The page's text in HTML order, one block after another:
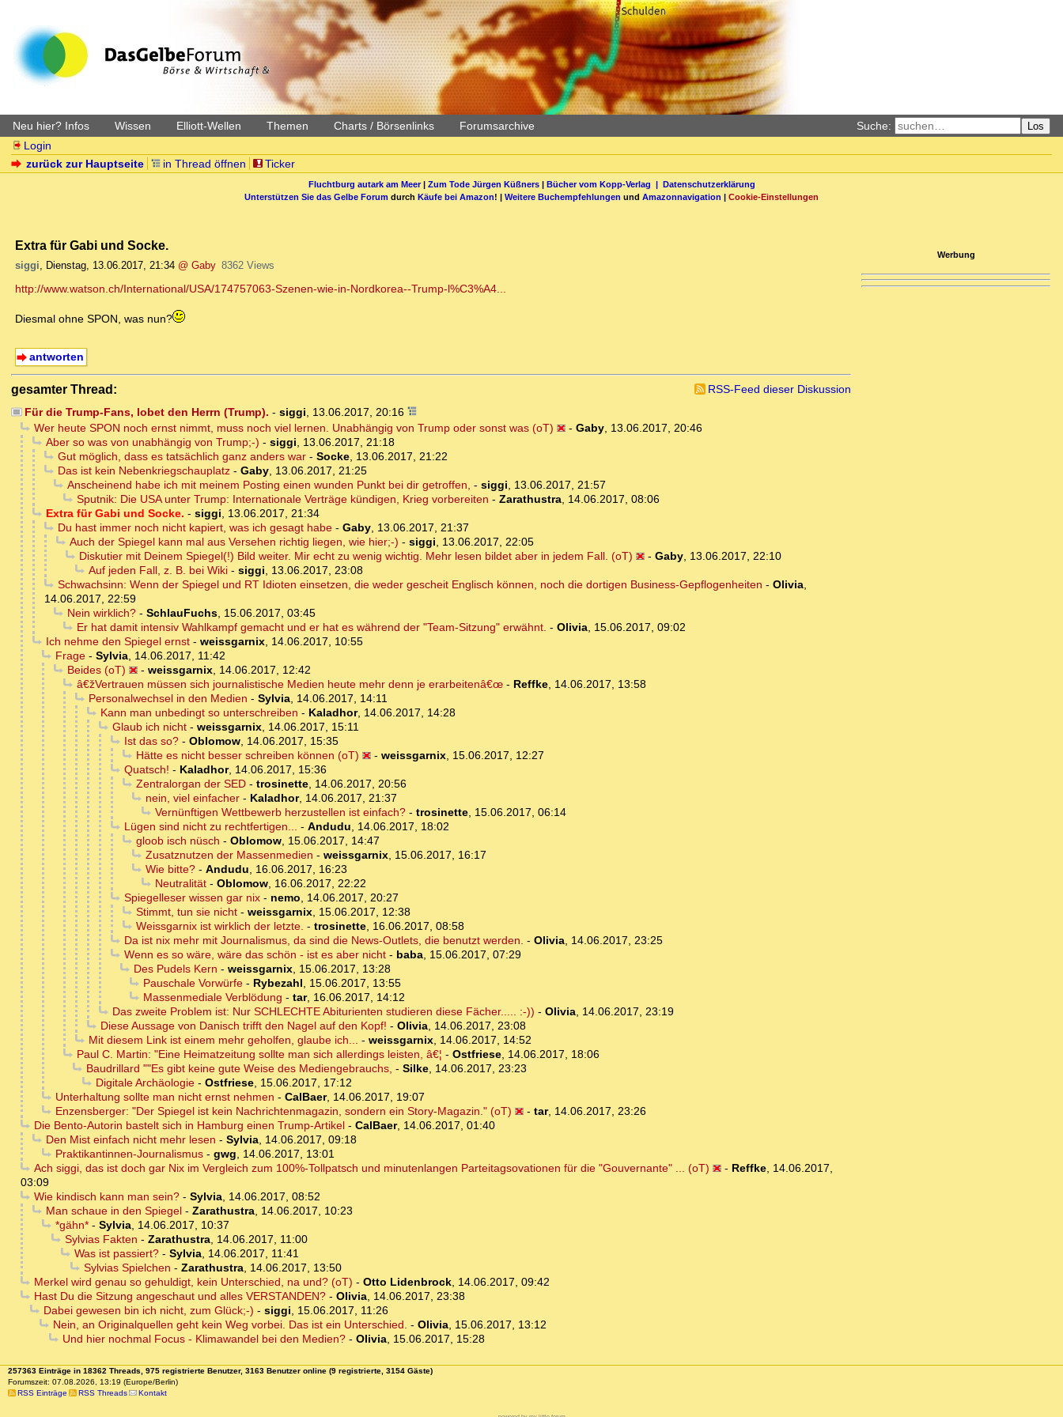
Neu hier? Infos Wissen Elliott-Wellen Themen Charts / Börsenlinks Forumsarchive Suche: Los
Login
zurück zur Hauptseite
in Thread öffnen Ticker
Fluchtburg autark am Meer| Zum Tode Jürgen Küßners| Bücher vom Kopp-Verlag | Datenschutzerklärung
Unterstützen Sie das Gelbe Forum durch Käufe bei Amazon! | Weitere Buchempfehlungen und Amazonnavigation | Cookie-Einstellungen
Extra für Gabi und Socke.
siggi, Dienstag, 13.06.2017, 21:34 @ Gaby 8362 Views
http://www.watson.ch/International/USA/174757063-Szenen-wie-in-Nordkorea--Trump-l%C3%A4...
Diesmal ohne SPON, was nun?
antworten
gesamter Thread:
RSS-Feed dieser Diskussion
Für die Trump-Fans, lobet den Herrn (Trump). - siggi, 13.06.2017, 20:16
Wer heute SPON noch ernst nimmt, muss noch viel lernen. Unabhängig von Trump oder sonst was (oT)
- Gaby, 13.06.2017, 20:46
Aber so was von unabhängig von Trump;-) - siggi, 13.06.2017, 21:18
Gut möglich, dass es tatsächlich ganz anders war- Socke, 13.06.2017, 21:22
Das ist kein Nebenkriegschauplatz- Gaby, 13.06.2017, 21:25
Anscheinend habe ich mit meinem Posting einen wunden Punkt bei dir getroffen, - siggi, 13.06.2017, 21:57
Sputnik: Die USA unter Trump: Internationale Verträge kündigen, Krieg vorbereiten - Zarathustra, 14.06.2017, 08:06
Extra für Gabi und Socke. - siggi, 13.06.2017, 21:34
Du hast immer noch nicht kapiert, was ich gesagt habe- Gaby, 13.06.2017, 21:37
Auch der Spiegel kann mal aus Versehen richtig liegen, wie hier;-) - siggi, 13.06.2017, 22:05
Diskutier mit Deinem Spiegel(!) Bild weiter. Mir echt zu wenig wichtig. Mehr lesen bildet aber in jedem Fall. (oT)
- Gaby, 13.06.2017, 22:10
Auf jeden Fall, z. B. bei Wiki- siggi, 13.06.2017, 23:08
Schwachsinn: Wenn der Spiegel und RT Idioten einsetzen, die weder gescheit Englisch können, noch die dortigen Business-Gepflogenheiten - Olivia,
14.06.2017, 22:59
Nein wirklich?- SchlauFuchs, 15.06.2017, 03:45
Er hat damit intensiv Wahlkampf gemacht und er hat es während der "Team-Sitzung" erwähnt. - Olivia, 15.06.2017, 09:02
Ich nehme den Spiegel ernst- weissgarnix, 14.06.2017, 10:55
Frage- Sylvia, 14.06.2017, 11:42
Beides (oT)
- weissgarnix, 14.06.2017, 12:42
â€žVertrauen müssen sich journalistische Medien heute mehr denn je erarbeitenâ€œ- Reffke, 14.06.2017, 13:58
Personalwechsel in den Medien - Sylvia, 14.06.2017, 14:11
Kann man unbedingt so unterschreiben - Kaladhor, 14.06.2017, 14:28
Glaub ich nicht- weissgarnix, 14.06.2017, 15:11
Ist das so?- Oblomow, 14.06.2017, 15:35
Hätte es nicht besser schreiben können (oT)
- weissgarnix, 15.06.2017, 12:27
Quatsch! - Kaladhor, 14.06.2017, 15:36
Zentralorgan der SED- trosinette, 14.06.2017, 20:56
nein, viel einfacher- Kaladhor, 14.06.2017, 21:37
Vernünftigen Wettbewerb herzustellen ist einfach?- trosinette, 15.06.2017, 06:14
Lügen sind nicht zu rechtfertigen... - Andudu, 14.06.2017, 18:02
gloob isch nüsch - Oblomow, 15.06.2017, 14:47
Zusatznutzen der Massenmedien - weissgarnix, 15.06.2017, 16:17
Wie bitte?- Andudu, 16.06.2017, 16:23
Neutralität- Oblomow, 16.06.2017, 22:22
Spiegelleser wissen gar nix- nemo, 14.06.2017, 20:27
Stimmt, tun sie nicht- weissgarnix, 15.06.2017, 12:38
Weissgarnix ist wirklich der letzte. - trosinette, 16.06.2017, 08:58
Da ist nix mehr mit Journalismus, da sind die News-Outlets, die benutzt werden. - Olivia, 14.06.2017, 23:25
Wenn es so wäre, wäre das schön - ist es aber nicht- baba, 15.06.2017, 07:29
Des Pudels Kern - weissgarnix, 15.06.2017, 13:28
Pauschale Vorwürfe- Rybezahl, 15.06.2017, 13:55
Massenmediale Verblödung - tar, 16.06.2017, 14:12
Das zweite Problem ist: Nur SCHLECHTE Abiturienten studieren diese Fächer..... :-)) - Olivia, 14.06.2017, 23:19
Diese Aussage von Danisch trifft den Nagel auf den Kopf! - Olivia, 14.06.2017, 23:08
Mit diesem Link ist einem mehr geholfen, glaube ich... - weissgarnix, 14.06.2017, 14:52
Paul C. Martin: "Eine Heimatzeitung sollte man sich allerdings leisten, â€¦ - Ostfriese, 14.06.2017, 18:06
Baudrillard ""Es gibt keine gute Weise des Mediengebrauchs, - Silke, 14.06.2017, 23:23
Digitale Archäologie- Ostfriese, 15.06.2017, 17:12
Unterhaltung sollte man nicht ernst nehmen - CalBaer, 14.06.2017, 19:07
Enzensberger: "Der Spiegel ist kein Nachrichtenmagazin, sondern ein Story-Magazin." (oT)
- tar, 14.06.2017, 23:26
Die Bento-Autorin bastelt sich in Hamburg einen Trump-Artikel- CalBaer, 14.06.2017, 01:40
Den Mist einfach nicht mehr lesen - Sylvia, 14.06.2017, 09:18
Praktikantinnen-Journalismus- gwg, 14.06.2017, 13:01
Ach siggi, das ist doch gar Nix im Vergleich zum 100%-Tollpatsch und minutenlangen Parteitagsovationen für die "Gouvernante" ... (oT)
- Reffke, 14.06.2017,
03:09
Wie kindisch kann man sein?- Sylvia, 14.06.2017, 08:52
Man schaue in den Spiegel- Zarathustra, 14.06.2017, 10:23
*gähn*- Sylvia, 14.06.2017, 10:37
Sylvias Fakten - Zarathustra, 14.06.2017, 11:00
Was ist passiert?- Sylvia, 14.06.2017, 11:41
Sylvias Spielchen - Zarathustra, 14.06.2017, 13:50
Merkel wird genau so gehuldigt, kein Unterschied, na und? (oT) - Otto Lidenbrock, 14.06.2017, 09:42
Hast Du die Sitzung angeschaut und alles VERSTANDEN?- Olivia, 14.06.2017, 23:38
Dabei gewesen bin ich nicht, zum Glück;-) - siggi, 15.06.2017, 11:26
Nein, an Originalquellen geht kein Weg vorbei. Das ist ein Unterschied. - Olivia, 15.06.2017, 13:12
Und hier nochmal Focus - Klimawandel bei den Medien?- Olivia, 15.06.2017, 15:28
Werbung
257363 Einträge in 18362 Threads, 975 registrierte Benutzer, 3163 Benutzer online (9 registrierte, 3154 Gäste)
Forumszeit: 07.08.2026, 13:19 (Europe/Berlin)
RSS Einträge
RSS Threads Kontakt